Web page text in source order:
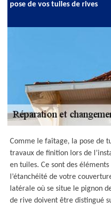
pose de vos tuiles de rives
Comme le faîtage, la pose de
travaux de finition lors de
en tuiles. Ce sont des
l’étanchéité de votre
latérale où se situe le pignon
de rive doivent être distingué